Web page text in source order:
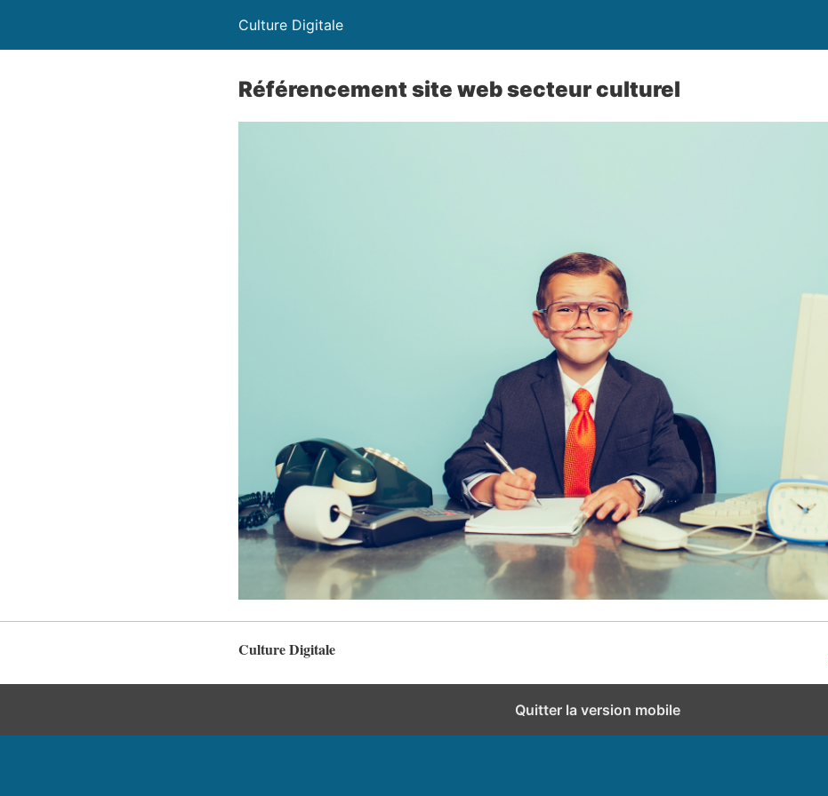
Culture Digitale
Référencement site web secteur culturel
Culture Digitale
Quitter la version mobile